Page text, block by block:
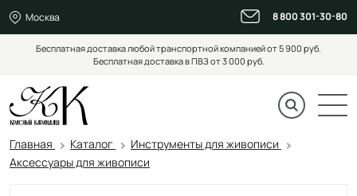
Москва 8 800 301-30-80
Бесплатная доставка любой транспортной компанией от 5 900 руб.
Бесплатная доставка в ПВЗ от 3 000 руб.
Главная Каталог
Инструменты для живописи
Аксессуары для живописи